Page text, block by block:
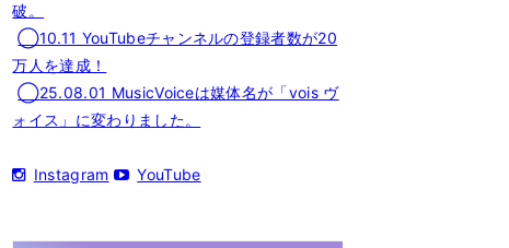
破。
◯10.11 YouTubeチャンネルの登録者数が20
万人を達成！
◯25.08.01 MusicVoiceは媒体名が「vois ヴ
ォイス」に変わりました。
Instagram YouTube